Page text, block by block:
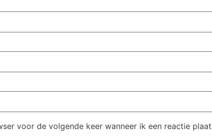
voor de volgende keer wanneer ik een reactie